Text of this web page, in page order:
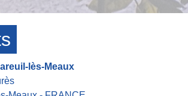
lès-Meaux